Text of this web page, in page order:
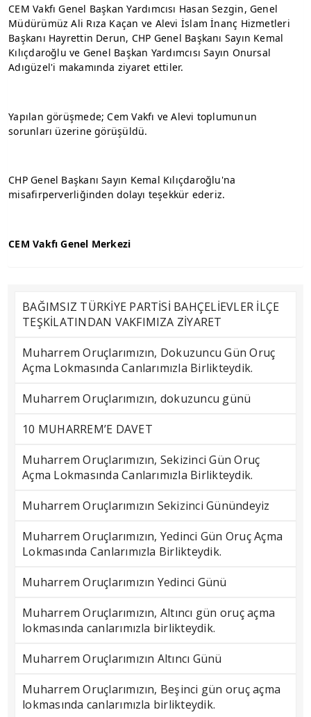
CEM Vakfı Genel Başkan Yardımcısı Hasan Sezgin, Genel
Müdürümüz Ali Rıza Kaçan ve Alevi İslam İnanç Hizmetleri
Başkanı Hayrettin Derun, CHP Genel Başkanı Sayın Kemal
Kılıçdaroğlu ve Genel Başkan Yardımcısı Sayın Onursal
Adıgüzel'i makamında ziyaret ettiler.
Yapılan görüşmede; Cem Vakfı ve Alevi toplumunun
sorunları üzerine görüşüldü.
CHP Genel Başkanı Sayın Kemal Kılıçdaroğlu'na
misafirperverliğinden dolayı teşekkür ederiz.
CEM Vakfı Genel Merkezi
BAĞIMSIZ TÜRKİYE PARTİSİ BAHÇELİEVLER İLÇE
TEŞKİLATINDAN VAKFIMIZA ZİYARET
Muharrem Oruçlarımızın, Dokuzuncu Gün Oruç
Açma Lokmasında Canlarımızla Birlikteydik.
Muharrem Oruçlarımızın, dokuzuncu günü
10 MUHARREM’E DAVET
Muharrem Oruçlarımızın, Sekizinci Gün Oruç
Açma Lokmasında Canlarımızla Birlikteydik.
Muharrem Oruçlarımızın Sekizinci Günündeyiz
Muharrem Oruçlarımızın, Yedinci Gün Oruç Açma
Lokmasında Canlarımızla Birlikteydik.
Muharrem Oruçlarımızın Yedinci Günü
Muharrem Oruçlarımızın, Altıncı gün oruç açma
lokmasında canlarımızla birlikteydik.
Muharrem Oruçlarımızın Altıncı Günü
Muharrem Oruçlarımızın, Beşinci gün oruç açma
lokmasında canlarımızla birlikteydik.